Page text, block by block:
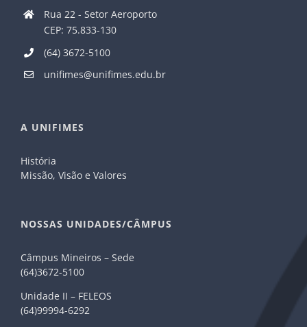
Rua 22 - Setor Aeroporto
CEP: 75.833-130
(64) 3672-5100
unifimes@unifimes.edu.br
A UNIFIMES
História
Missão, Visão e Valores
NOSSAS UNIDADES/CÂMPUS
Câmpus Mineiros – Sede
(64)3672-5100
Unidade II – FELEOS
(64)99994-6292